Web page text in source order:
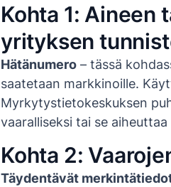
Kohta 1: Aineen
yrityksen
Hätänumero – tässä
saatetaan markkinoille.
Myrkytystietokeskuksen
vaaralliseksi tai se
Kohta 2:
Täydentävät